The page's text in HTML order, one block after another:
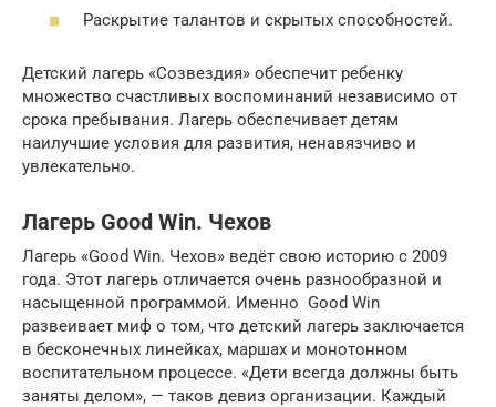
Раскрытие талантов и скрытых способностей.
Детский лагерь «Созвездия» обеспечит ребенку
множество счастливых воспоминаний независимо от
срока пребывания. Лагерь обеспечивает детям
наилучшие условия для развития, ненавязчиво и
увлекательно.
Лагерь Good Win. Чехов
Лагерь «Good Win. Чехов» ведёт свою историю с 2009
года. Этот лагерь отличается очень разнообразной и
насыщенной программой. Именно Good Win
развеивает миф о том, что детский лагерь заключается
в бесконечных линейках, маршах и монотонном
воспитательном процессе. «Дети всегда должны быть
заняты делом», — таков девиз организации. Каждый